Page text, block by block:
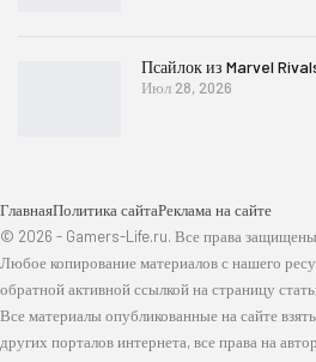
Псайлок из Marvel
Июл 28, 2026
ГлавнаяПолитика сайтаРеклама на сайте
© 2026 - Gamers-Life.ru. Все права
Любое копирование материалов с нашего
обратной активной ссылкой на страницу
Все материалы опубликованные на сайте
других порталов интернета, все права на